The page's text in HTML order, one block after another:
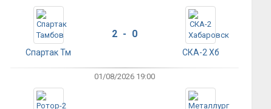
Спартак Тм
2 - 0
СКА-2 Хб
01/08/2026 19:00